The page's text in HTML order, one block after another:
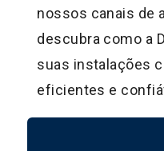
nossos canais de
descubra como a
suas instalações
eficientes e